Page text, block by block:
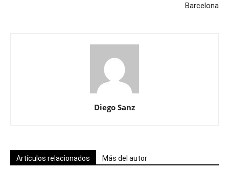
Barcelona
Diego Sanz
Artículos relacionados Más del autor